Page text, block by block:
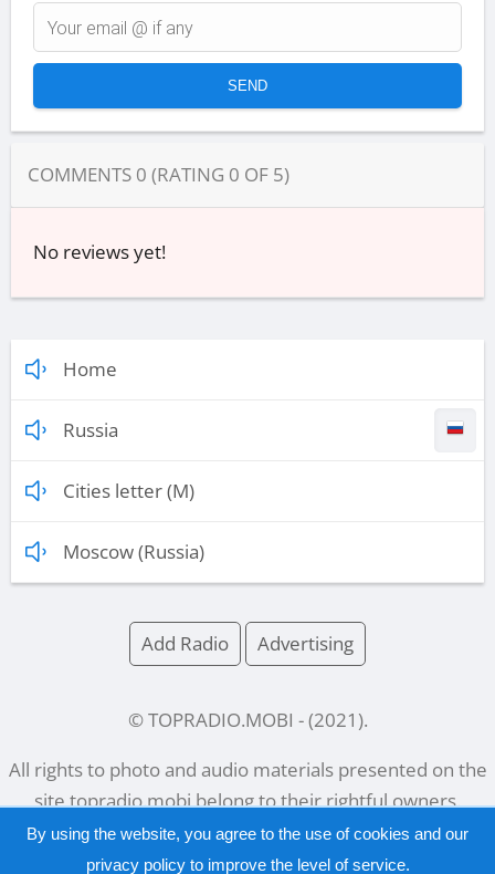
COMMENTS 0 (RATING 0 OF 5)
No reviews yet!
Home
Russia
Cities letter (M)
Moscow (Russia)
Add Radio Advertising
© TOPRADIO.MOBI - (2021 ).
All rights to photo and audio materials presented on the
sitetopradio.mobibelong to their rightful owners.
By using the website, you agree to the use of cookies and our
privacy policyto improve the level of service.